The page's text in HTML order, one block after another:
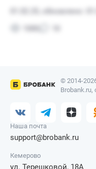
© 2014-
Наша почта
support@brobank.ru
Кемерово
ул. Терешковой, 18А